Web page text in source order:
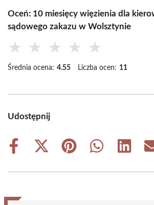
Oceń: 10 miesięcy więzienia dla
sądowego zakazu w Wolsztynie
★ ★ ★ ★ ★
Średnia ocena: 4.55 Liczba ocen: 11
Udostępnij
Share
Share
(Twitter)
Share
Share
Share